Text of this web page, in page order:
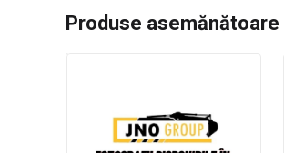
Produse asemănătoare